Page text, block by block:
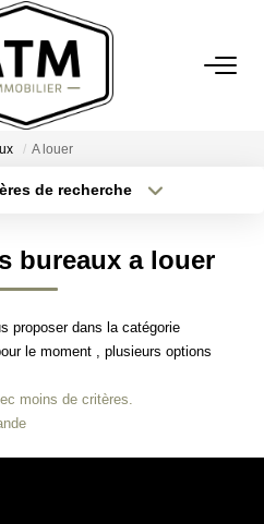
Agence
Clients
A louer
de recherche
Plus de critères
bureaux a louer
proposer dans la catégorie
le moment , plusieurs options
moins de critères.